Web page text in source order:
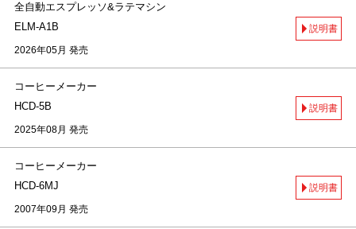
全自動エスプレッソ&ラテマシン
ELM-A1B
2026年05月 発売
説明書
コーヒーメーカー
HCD-5B
2025年08月 発売
説明書
コーヒーメーカー
HCD-6MJ
2007年09月 発売
説明書